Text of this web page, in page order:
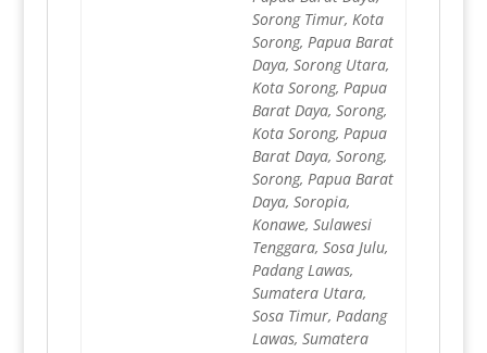
Sorong Timur, Kota
Sorong, Papua Barat
Daya, Sorong Utara,
Kota Sorong, Papua
Barat Daya, Sorong,
Kota Sorong, Papua
Barat Daya, Sorong,
Sorong, Papua Barat
Daya, Soropia,
Konawe, Sulawesi
Tenggara, Sosa Julu,
Padang Lawas,
Sumatera Utara,
Sosa Timur, Padang
Lawas, Sumatera